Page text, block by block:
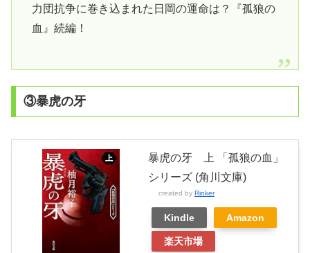
力団抗争に巻き込まれた日岡の運命は？『孤狼の
血』続編！
③暴虎の牙
暴虎の牙 上 「孤狼の血」
シリーズ (角川文庫)
created by Rinker
Kindle Amazon
楽天市場